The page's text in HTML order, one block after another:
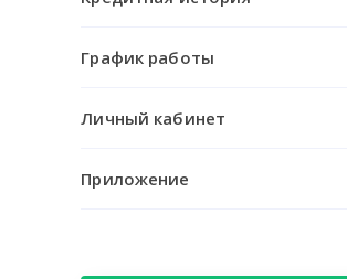
График работы
Личный кабинет
Приложение